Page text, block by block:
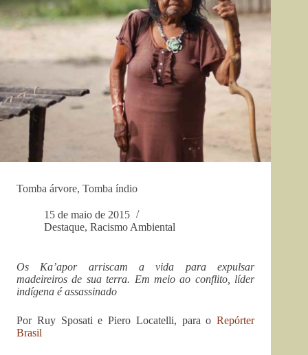
Tomba árvore, Tomba índio
15 de maio de 2015
Destaque, Racismo Ambiental
Os Ka’apor arriscam a vida para expulsar
madeireiros de sua terra. Em meio ao conflito, líder
indígena é assassinado
Por Ruy Sposati e Piero Locatelli, para oRepórter
Brasil